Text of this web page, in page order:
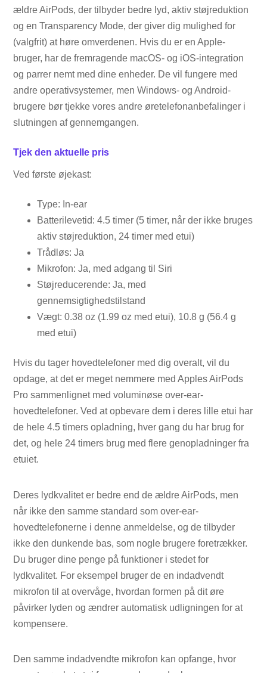
ældre AirPods, der tilbyder bedre lyd, aktiv støjreduktion
og en Transparency Mode, der giver dig mulighed for
(valgfrit) at høre omverdenen. Hvis du er en Apple-
bruger, har de fremragende macOS- og iOS-integration
og parrer nemt med dine enheder. De vil fungere med
andre operativsystemer, men Windows- og Android-
brugere bør tjekke vores andre øretelefonanbefalinger i
slutningen af ​​gennemgangen.
Tjek den aktuelle pris
Ved første øjekast:
Type: In-ear
Batterilevetid: 4.5 timer (5 timer, når der ikke bruges
aktiv støjreduktion, 24 timer med etui)
Trådløs: Ja
Mikrofon: Ja, med adgang til Siri
Støjreducerende: Ja, med
gennemsigtighedstilstand
Vægt: 0.38 oz (1.99 oz med etui), 10.8 g (56.4 g
med etui)
Hvis du tager hovedtelefoner med dig overalt, vil du
opdage, at det er meget nemmere med Apples AirPods
Pro sammenlignet med voluminøse over-ear-
hovedtelefoner. Ved at opbevare dem i deres lille etui har
de hele 4.5 timers opladning, hver gang du har brug for
det, og hele 24 timers brug med flere genopladninger fra
etuiet.
Deres lydkvalitet er bedre end de ældre AirPods, men
når ikke den samme standard som over-ear-
hovedtelefonerne i denne anmeldelse, og de tilbyder
ikke den dunkende bas, som nogle brugere foretrækker.
Du bruger dine penge på funktioner i stedet for
lydkvalitet. For eksempel bruger de en indadvendt
mikrofon til at overvåge, hvordan formen på dit øre
påvirker lyden og ændrer automatisk udligningen for at
kompensere.
Den samme indadvendte mikrofon kan opfange, hvor